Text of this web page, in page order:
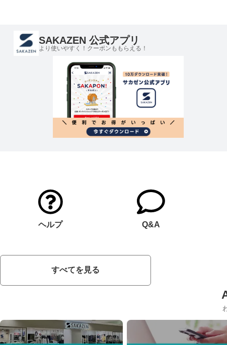
SAKAZEN 公式アプリ
より使いやすく！クーポンももらえる！
ヘルプ Q&A
すべてを見る